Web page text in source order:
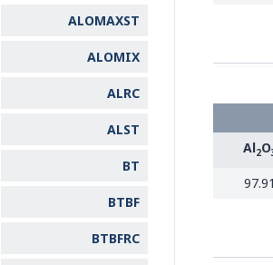
ALOMAXST
ALOMIX
ALRC
ALST
BT
BTBF
BTBFRC
Al2O
97.91